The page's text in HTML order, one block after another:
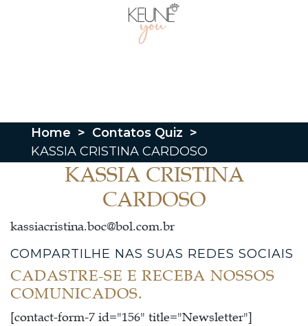
Home > Contatos Quiz >
KASSIA CRISTINA CARDOSO
KASSIA CRISTINA
CARDOSO
kassiacristina.boc@bol.com.br
COMPARTILHE NAS SUAS REDES SOCIAIS
CADASTRE-SE E RECEBA NOSSOS
COMUNICADOS.
[contact-form-7 id="156" title="Newsletter"]